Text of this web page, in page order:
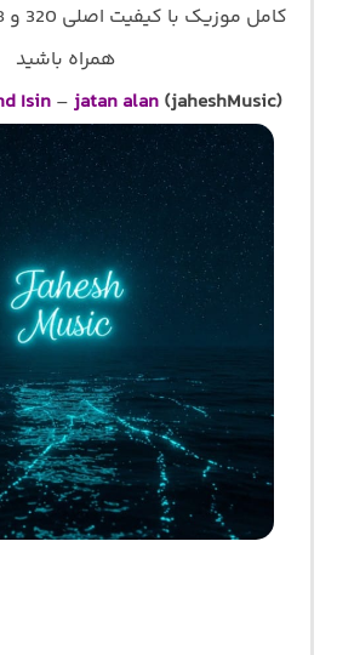
کامل موزیک با کیفیت اصلی 320 و 128 با
همراه باشید
Isin– jatan alan(jaheshMusic)